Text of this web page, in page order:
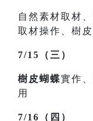
自然素材取材
取材操作、樹
7/15（三）
樹皮蝴蝶實作、
用
7/16（四）